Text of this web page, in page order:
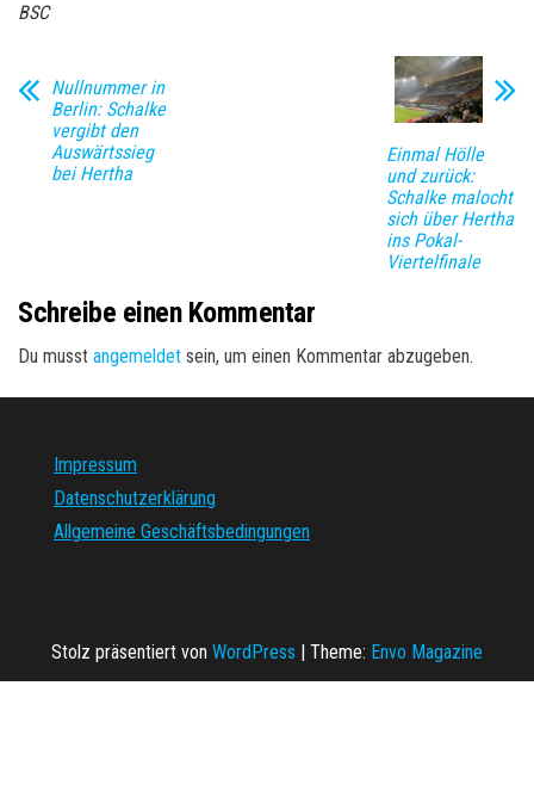
BSC
Nullnummer in
Berlin: Schalke
vergibt den
Auswärtssieg
bei Hertha
Einmal Hölle
und zurück:
Schalke malocht
sich über Hertha
ins Pokal-
Viertelfinale
Schreibe einen Kommentar
Du musst angemeldet sein, um einen Kommentar abzugeben.
Impressum
Datenschutzerklärung
Allgemeine Geschäftsbedingungen
Stolz präsentiert von WordPress | Theme: Envo Magazine